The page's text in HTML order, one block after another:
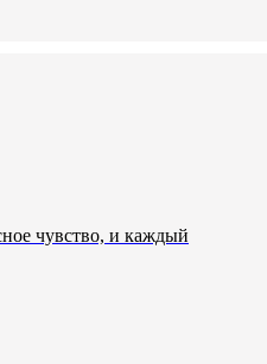
чувство, и каждый